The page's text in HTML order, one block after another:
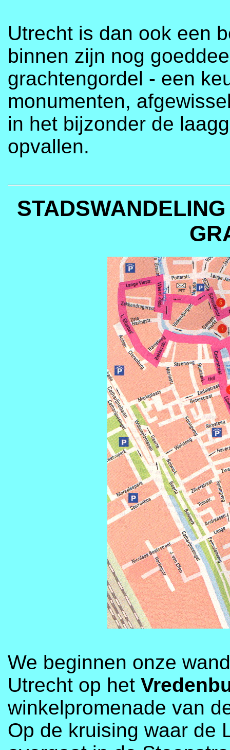
Utrecht is dan ook een
binnen zijn nog
grachtengordel - een
monumenten,
in het bijzonder de
opvallen.
We beginnen onze
Utrecht op het
winkelpromenade van
Op de kruising waar de